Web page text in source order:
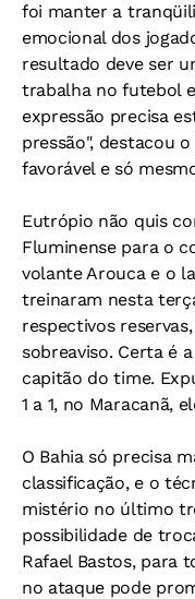
foi manter a
emocional dos
resultado deve ser
trabalha no futebol
expressão precisa
pressão", destacou
favorável e só
Eutrópio não quis
Fluminense para o
volante Arouca e o
treinaram nesta
respectivos
sobreaviso. Certa é
capitão do time.
1 a 1, no Maracanã,
O Bahia só precisa
classificação, e o
mistério no último
possibilidade de
Rafael Bastos, para
no ataque pode